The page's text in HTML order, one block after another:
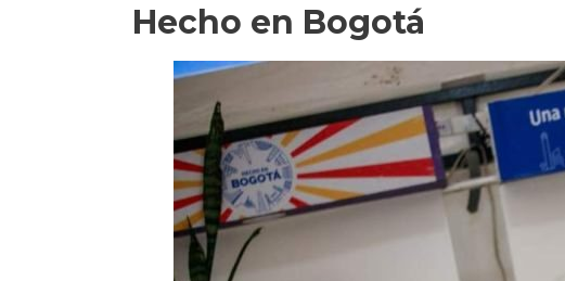
Hecho en Bogotá